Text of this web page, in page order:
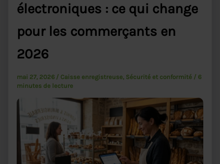
électroniques : ce qui change
pour les commerçants en
2026
mai 27, 2026 / Caisse enregistreuse, Sécurité et conformité / 6
minutes de lecture